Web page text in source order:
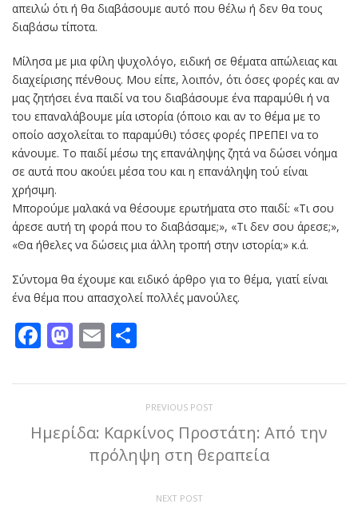
απειλώ ότι ή θα διαβάσουμε αυτό που θέλω ή δεν θα τους
διαβάσω τίποτα.
Μίλησα με μια φίλη ψυχολόγο, ειδική σε θέματα απώλειας και
διαχείρισης πένθους. Μου είπε, λοιπόν, ότι όσες φορές και αν
μας ζητήσει ένα παιδί να του διαβάσουμε ένα παραμύθι ή να
του επαναλάβουμε μία ιστορία (όποιο και αν το θέμα με το
οποίο ασχολείται το παραμύθι) τόσες φορές ΠΡΕΠΕΙ να το
κάνουμε. Το παιδί μέσω της επανάληψης ζητά να δώσει νόημα
σε αυτά που ακούει μέσα του και η επανάληψη τού είναι
χρήσιμη.
Μπορούμε μαλακά να θέσουμε ερωτήματα στο παιδί: «Τι σου
άρεσε αυτή τη φορά που το διαβάσαμε;», «Τι δεν σου άρεσε;»,
«Θα ήθελες να δώσεις μια άλλη τροπή στην ιστορία;» κ.ά.
Σύντομα θα έχουμε και ειδικό άρθρο για το θέμα, γιατί είναι
ένα θέμα που απασχολεί πολλές μανούλες.
Facebook
Mastodon
Email
PREVIOUS POST
Ημερίδα: Καρκίνος Προστάτη: Από την
πρόληψη στη θεραπεία
NEXT POST